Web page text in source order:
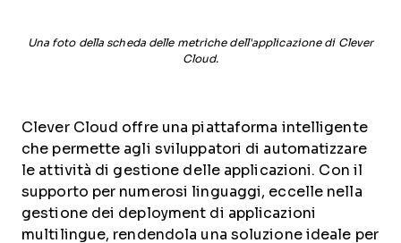
Una foto della scheda delle metriche dell'applicazione di Clever
Cloud.
Clever Cloud offre una piattaforma intelligente
che permette agli sviluppatori di automatizzare
le attività di gestione delle applicazioni. Con il
supporto per numerosi linguaggi, eccelle nella
gestione dei deployment di applicazioni
multilingue, rendendola una soluzione ideale per